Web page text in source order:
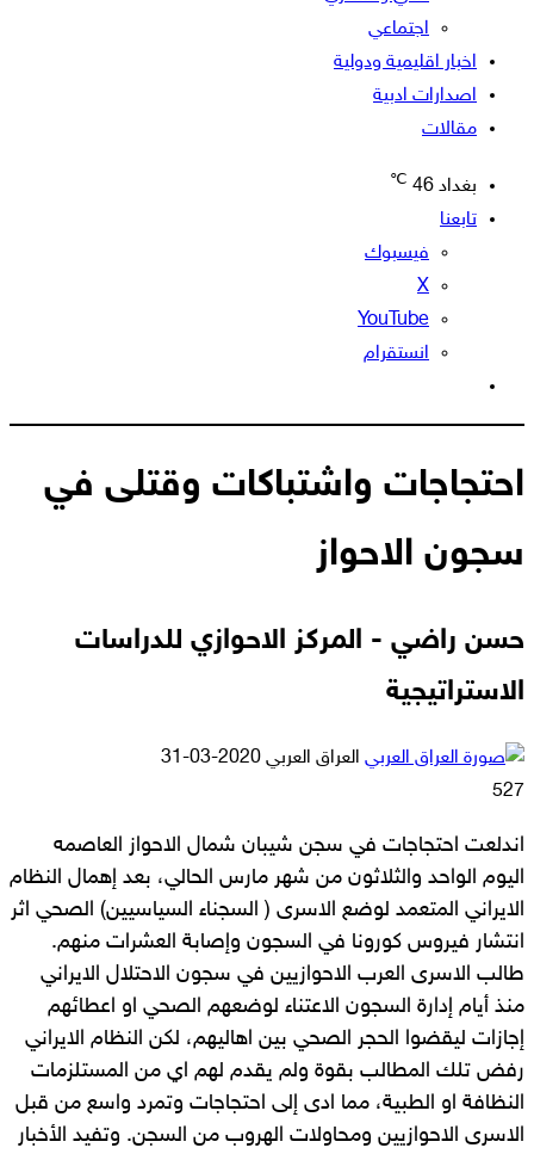
اجتماعي
اخبار اقليمية ودولية
اصدارات ادبية
مقالات
بغداد 46
℃
تابعنا
فيسبوك
‫X
‫YouTube
انستقرام
المظلم
‎احتجاجات واشتباكات وقتلى في
سجون الاحواز
حسن راضي - المركز الاحوازي للدراسات
الاستراتيجية
العراق العربي أرسل
2020-03-31
527
‎اندلعت احتجاجات في سجن شيبان شمال الاحواز العاصمه
اليوم الواحد والثلاثون من شهر مارس الحالي، بعد إهمال النظام
الايراني المتعمد لوضع الاسرى ( السجناء السياسيين) الصحي اثر
انتشار فيروس كورونا في السجون وإصابة العشرات منهم.
طالب الاسرى العرب الاحوازيين في سجون الاحتلال الايراني
منذ أيام إدارة السجون الاعتناء لوضعهم الصحي او اعطائهم
إجازات ليقضوا الحجر الصحي بين اهاليهم، لكن النظام الايراني
رفض تلك المطالب بقوة ولم يقدم لهم اي من المستلزمات
النظافة او الطبية، مما ادى إلى احتجاجات وتمرد واسع من قبل
الاسرى الاحوازيين ومحاولات الهروب من السجن. وتفيد الأخبار